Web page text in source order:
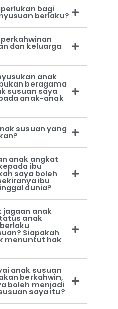
bagi
berlaku?
dan keluarga
anak
beragama
susuan saya
anak-anak
susuan yang
anak angkat
ibu
saya boleh
ibu
dunia?
jagaan anak
anak
Siapakah
menuntut hak
anak susuan
berkahwin,
boleh menjadi
saya itu?